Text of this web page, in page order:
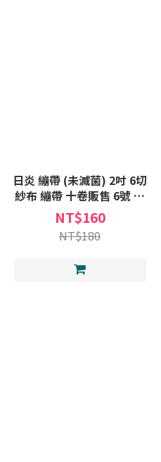
日炎 繃帶 (未滅菌) 2吋 6切
紗布 繃帶 十卷販售 6號 紗
布卷 包紮繃帶 棉紗
NT$160
NT$180